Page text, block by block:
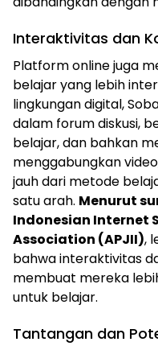
Interaktivitas dan
Platform online juga
belajar yang lebih
lingkungan digital,
dalam forum diskusi,
belajar, dan bahkan
menggabungkan
jauh dari metode
satu arah. Menurut
Indonesian Internet
Association (APJII),
bahwa interaktivitas
membuat mereka
untuk belajar.
Tantangan dan